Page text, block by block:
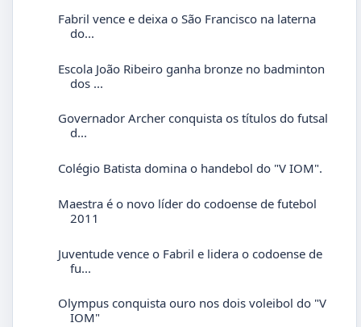
Fabril vence e deixa o São Francisco na laterna
do...
Escola João Ribeiro ganha bronze no badminton
dos ...
Governador Archer conquista os títulos do futsal
d...
Colégio Batista domina o handebol do "V IOM".
Maestra é o novo líder do codoense de futebol
2011
Juventude vence o Fabril e lidera o codoense de
fu...
Olympus conquista ouro nos dois voleibol do "V
IOM"